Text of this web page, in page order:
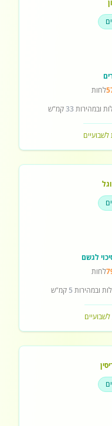
לחות
ובמהירות 33קמ"ש
לשבועיים
לגשם
לחות
ובמהירות 5 קמ"ש